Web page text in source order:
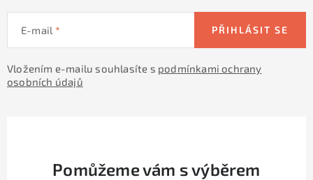
E-mail
Vložením e-mailu souhlasíte s podmínkami ochrany
osobních údajů
PŘIHLÁSIT SE
Pomůžeme vám s výběrem